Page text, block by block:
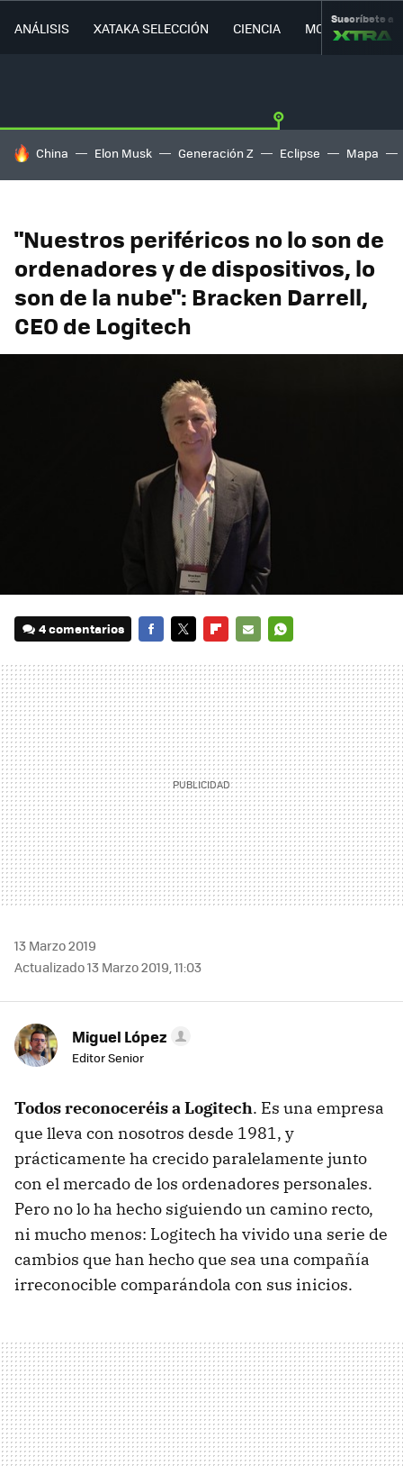
ANÁLISIS XATAKA SELECCIÓN CIENCIA MOVILIDAD
Suscríbete a
HOY SE HABLA DE
China Elon Musk Generación Z Eclipse Mapa
"Nuestros periféricos no lo son de
ordenadores y de dispositivos, lo
son de la nube": Bracken Darrell,
CEO de Logitech
4 comentarios
MAIL
13 Marzo 2019
Actualizado 13 Marzo 2019, 11:03
Miguel López
Editor Senior
Todos reconoceréis a Logitech. Es una empresa
que lleva con nosotros desde 1981, y
prácticamente ha crecido paralelamente junto
con el mercado de los ordenadores personales.
Pero no lo ha hecho siguiendo un camino recto,
ni mucho menos: Logitech ha vivido una serie de
cambios que han hecho que sea una compañía
irreconocible comparándola con sus inicios.